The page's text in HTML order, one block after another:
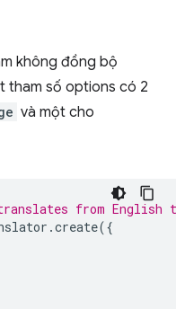
không đồng bộ
tham số options có 2
và một cho
from English
.create({